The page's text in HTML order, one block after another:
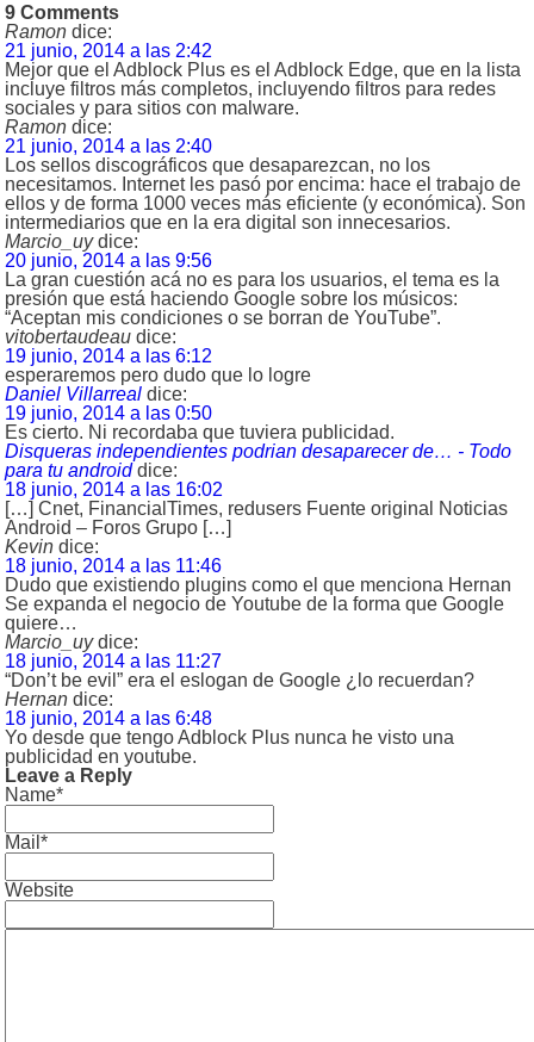
9 Comments
Ramon dice:
21 junio, 2014 a las 2:42
Mejor que el Adblock Plus es el Adblock Edge, que en la lista
incluye filtros más completos, incluyendo filtros para redes
sociales y para sitios con malware.
Ramon dice:
21 junio, 2014 a las 2:40
Los sellos discográficos que desaparezcan, no los
necesitamos. Internet les pasó por encima: hace el trabajo de
ellos y de forma 1000 veces más eficiente (y económica). Son
intermediarios que en la era digital son innecesarios.
Marcio_uy dice:
20 junio, 2014 a las 9:56
La gran cuestión acá no es para los usuarios, el tema es la
presión que está haciendo Google sobre los músicos:
“Aceptan mis condiciones o se borran de YouTube”.
vitobertaudeau dice:
19 junio, 2014 a las 6:12
esperaremos pero dudo que lo logre
Daniel Villarreal dice:
19 junio, 2014 a las 0:50
Es cierto. Ni recordaba que tuviera publicidad.
Disqueras independientes podrian desaparecer de… - Todo
para tu android dice:
18 junio, 2014 a las 16:02
[…] Cnet, FinancialTimes, redusers Fuente original Noticias
Android – Foros Grupo […]
Kevin dice:
18 junio, 2014 a las 11:46
Dudo que existiendo plugins como el que menciona Hernan
Se expanda el negocio de Youtube de la forma que Google
quiere…
Marcio_uy dice:
18 junio, 2014 a las 11:27
“Don’t be evil” era el eslogan de Google ¿lo recuerdan?
Hernan dice:
18 junio, 2014 a las 6:48
Yo desde que tengo Adblock Plus nunca he visto una
publicidad en youtube.
Leave a Reply
Name*
Mail*
Website